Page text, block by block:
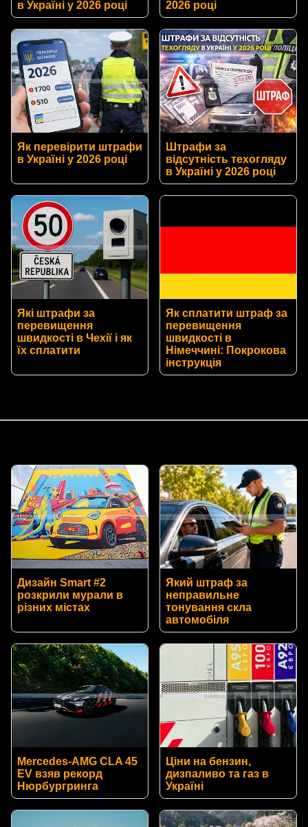
в Україні у 2026 році 2026 році
Як перевірити штрафи
в Україні у 2026 році
Штрафи за
відсутність техогляду
в Україні у 2026 році
Які штрафи за
перевищення
швидкості в Чехії і як
їх сплатити
Як сплатити штраф за
перевищення
швидкості в
Німеччині: Покрокова
інструкція
Дизайн Smart #2
розкрили мурали в
різних містах
Який штраф за
неправильне
тонування скла
автомобіля
Mercedes-AMG CLA 45
EV взяв рекорд
Нюрбургринга
Ціни на бензин,
дизпаливо та газ в
Україні